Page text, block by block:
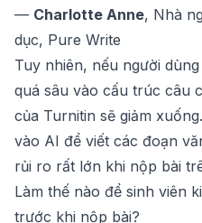
— Charlotte Anne, Nhà
dục, Pure Write
Tuy nhiên, nếu người
quá sâu vào cấu trúc câu
của Turnitin sẽ giảm
vào AI để viết các đoạn
rủi ro rất lớn khi nộp bài
Làm thế nào để sinh viên
trước khi nộp bài?